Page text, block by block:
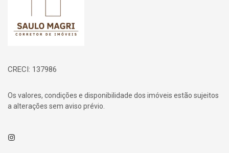
CRECI: 137986
Os valores, condições e disponibilidade dos imóveis estão sujeitos
a alterações sem aviso prévio.
Instagram